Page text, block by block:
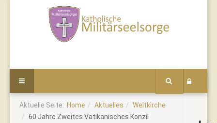
Aktuelle Seite: Home Aktuelles
Weltkirche
60 Jahre Zweites Vatikanisches Konzil